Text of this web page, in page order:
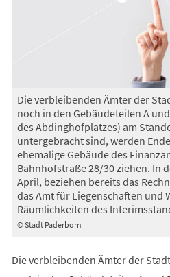
© Stadt Paderborn
Die verbleibenden Ämter der
noch in den Gebäudeteilen A
des Abdinghofplatzes) am
untergebracht sind, werden
ehemalige Gebäude des
Bahnhofstraße 28/30 ziehen. In
April, beziehen bereits das
das Amt für Liegenschaften und
Räumlichkeiten des
Die verbleibenden Ämter der